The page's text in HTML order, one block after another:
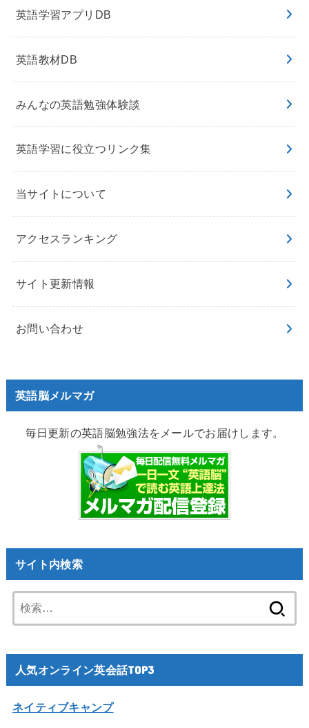
英語学習アプリDB
英語教材DB
みんなの英語勉強体験談
英語学習に役立つリンク集
当サイトについて
アクセスランキング
サイト更新情報
お問い合わせ
英語脳メルマガ
毎日更新の英語脳勉強法をメールでお届けします。
サイト内検索
索:
人気オンライン英会話TOP3
ネイティブキャンプ